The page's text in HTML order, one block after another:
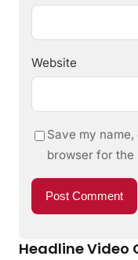
Website
Save my
browser for the
Headline Video